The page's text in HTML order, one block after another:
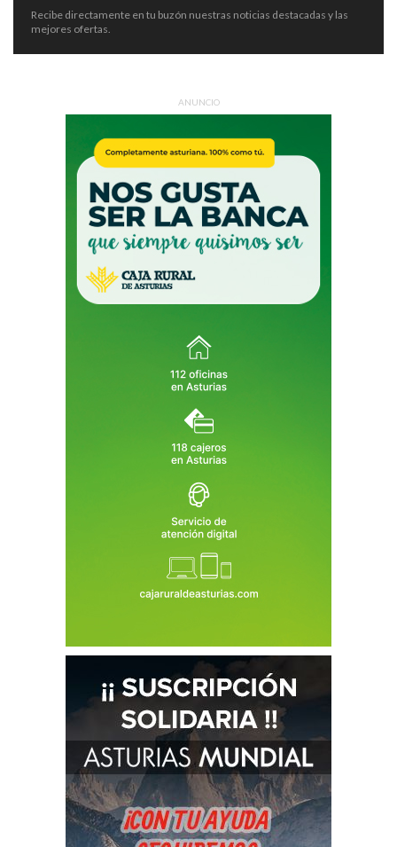
Recibe directamente en tu buzón nuestras noticias destacadas y las
mejores ofertas.
ANUNCIO